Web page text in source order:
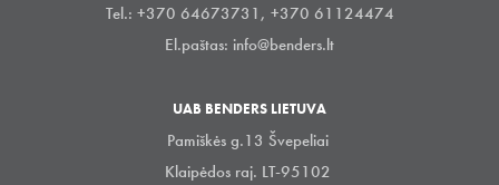
Tel.: +370 64673731, +370 61124474
El.paštas: info@benders.lt
UAB BENDERS LIETUVA
Pamiškės g.13 Švepeliai
Klaipėdos raj. LT-95102